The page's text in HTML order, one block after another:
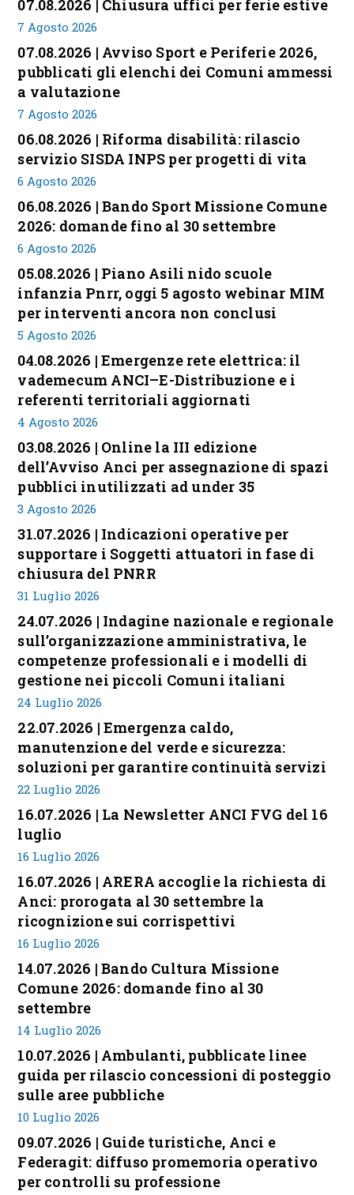
07.08.2026 | Chiusura uffici per ferie estive
7 Agosto 2026
07.08.2026 | Avviso Sport e Periferie 2026,
pubblicati gli elenchi dei Comuni ammessi
a valutazione
7 Agosto 2026
06.08.2026 | Riforma disabilità: rilascio
servizio SISDA INPS per progetti di vita
6 Agosto 2026
06.08.2026 | Bando Sport Missione Comune
2026: domande fino al 30 settembre
6 Agosto 2026
05.08.2026 | Piano Asili nido scuole
infanzia Pnrr, oggi 5 agosto webinar MIM
per interventi ancora non conclusi
5 Agosto 2026
04.08.2026 | Emergenze rete elettrica: il
vademecum ANCI–E-Distribuzione e i
referenti territoriali aggiornati
4 Agosto 2026
03.08.2026 | Online la III edizione
dell’Avviso Anci per assegnazione di spazi
pubblici inutilizzati ad under 35
3 Agosto 2026
31.07.2026 | Indicazioni operative per
supportare i Soggetti attuatori in fase di
chiusura del PNRR
31 Luglio 2026
24.07.2026 | Indagine nazionale e regionale
sull’organizzazione amministrativa, le
competenze professionali e i modelli di
gestione nei piccoli Comuni italiani
24 Luglio 2026
22.07.2026 | Emergenza caldo,
manutenzione del verde e sicurezza:
soluzioni per garantire continuità servizi
22 Luglio 2026
16.07.2026 | La Newsletter ANCI FVG del 16
luglio
16 Luglio 2026
16.07.2026 | ARERA accoglie la richiesta di
Anci: prorogata al 30 settembre la
ricognizione sui corrispettivi
16 Luglio 2026
14.07.2026 | Bando Cultura Missione
Comune 2026: domande fino al 30
settembre
14 Luglio 2026
10.07.2026 | Ambulanti, pubblicate linee
guida per rilascio concessioni di posteggio
sulle aree pubbliche
10 Luglio 2026
09.07.2026 | Guide turistiche, Anci e
Federagit: diffuso promemoria operativo
per controlli su professione